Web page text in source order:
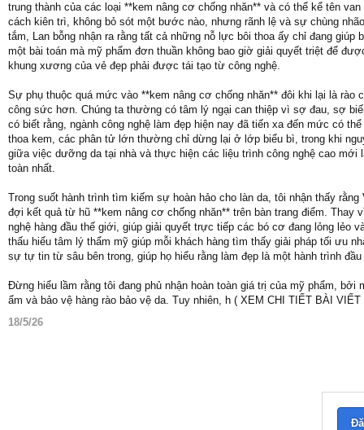
trung thành của các loại **kem nâng cơ chống nhăn** và có thể kể tên
cách kiên trì, không bỏ sót một bước nào, nhưng rãnh lệ và sự chùng
tắm, Lan bỗng nhận ra rằng tất cả những nỗ lực bôi thoa ấy chỉ đang
một bài toán mà mỹ phẩm đơn thuần không bao giờ giải quyết triệt để
khung xương của vẻ đẹp phải được tái tạo từ công nghệ.
Sự phụ thuộc quá mức vào **kem nâng cơ chống nhăn** đôi khi lại là
công sức hơn. Chúng ta thường có tâm lý ngại can thiệp vì sợ đau, sợ
có biết rằng, ngành công nghệ làm đẹp hiện nay đã tiến xa đến mức có
thoa kem, các phân tử lớn thường chỉ dừng lại ở lớp biểu bì, trong khi
giữa việc dưỡng da tại nhà và thực hiện các liệu trình công nghệ cao
toàn nhất.
Trong suốt hành trình tìm kiếm sự hoàn hảo cho làn da, tôi nhận thấy
đợi kết quả từ hũ **kem nâng cơ chống nhăn** trên bàn trang điểm.
nghệ hàng đầu thế giới, giúp giải quyết trực tiếp các bó cơ đang lỏng
thấu hiểu tâm lý thẩm mỹ giúp mỗi khách hàng tìm thấy giải pháp tối ưu
sự tự tin từ sâu bên trong, giúp họ hiểu rằng làm đẹp là một hành trình
Đừng hiểu lầm rằng tôi đang phủ nhận hoàn toàn giá trị của mỹ phẩm,
ẩm và bảo vệ hàng rào bảo vệ da. Tuy nhiên, h ( XEM CHI TIẾT BÀI
18/5/26